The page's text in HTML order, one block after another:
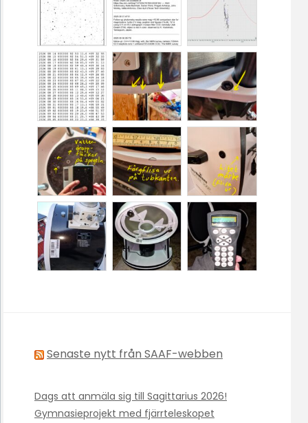
Senaste nytt från SAAF-webben
Dags att anmäla sig till Sagittarius 2026!
Gymnasieprojekt med fjärrteleskopet